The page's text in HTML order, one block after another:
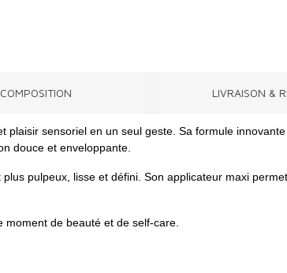
COMPOSITION LIVRAISON &
plaisir sensoriel en un seul geste. Sa formule
douce et enveloppante.
pulpeux, lisse et défini. Son applicateur maxi
de beauté et de self-care.